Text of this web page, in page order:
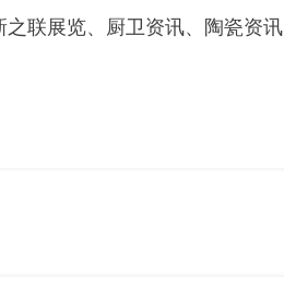
之联展览、厨卫资讯、陶瓷资讯